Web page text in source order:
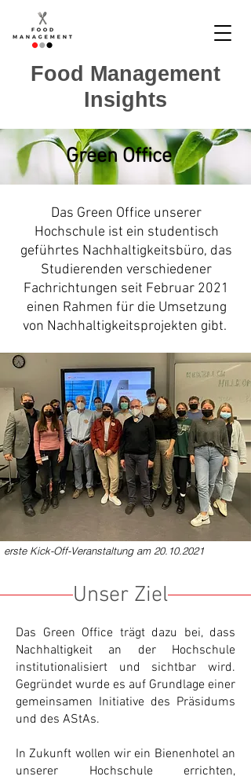
Food Management
Insights
Green Office
Das Green Office unserer
Hochschule ist ein studentisch
geführtes Nachhaltigkeitsbüro, das
Studierenden verschiedener
Fachrichtungen seit Februar 2021
einen Rahmen für die Umsetzung
von Nachhaltigkeitsprojekten gibt.
erste Kick-Off-Veranstaltung am 20.10.2021
Unser Ziel
Das Green Office trägt dazu bei, dass
Nachhaltigkeit an der Hochschule
institutionalisiert und sichtbar wird.
Gegründet wurde es auf Grundlage einer
gemeinsamen Initiative des Präsidums
und des AStAs.
In Zukunft wollen wir ein Bienenhotel an
unserer Hochschule errichten,